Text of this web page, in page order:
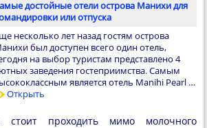
достойные отели острова Манихи для
или отпуска
несколько лет назад гостям острова
был доступен всего один отель,
на выбор туристам представлено 4
заведения гостеприимства. Самым
является отель Manihi Pearl …
Открыть
проходить мимо молочного